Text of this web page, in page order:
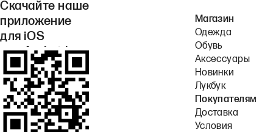
Скачайте наше
приложение
для iOS
или Android.
Магазин
Одежда
Обувь
Аксессуары
Новинки
Лукбук
Покупателям
Доставка
Условия